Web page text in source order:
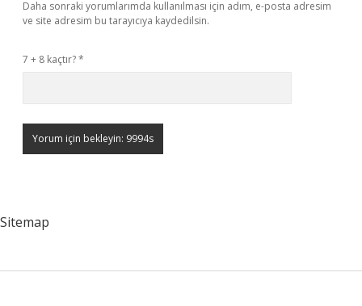
Daha sonraki yorumlarımda kullanılması için adım, e-posta adresim
ve site adresim bu tarayıcıya kaydedilsin.
7 + 8 kaçtır?*
Sitemap